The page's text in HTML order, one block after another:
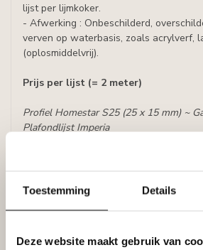
Toestemming Details
Deze website maakt gebruik van
lijst per lijmkoker.
- Afwerking : Onbeschilderd,
verven op waterbasis, zoals acrylverf,
(oplosmiddelvrij).
Prijs per lijst (= 2 meter)
Profiel Homestar S25 (25 x 15 mm) ~
Plafondlijst Imperia
Reviews
Tags